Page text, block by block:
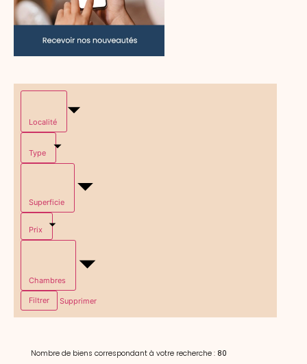
Localité
Type
Superficie
Prix
Chambres
Filtrer Supprimer
Nombre de biens correspondant à votre recherche : 80